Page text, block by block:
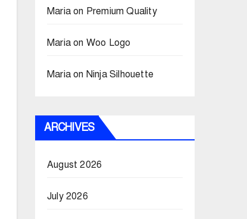
Maria on Premium Quality
Maria on Woo Logo
Maria on Ninja Silhouette
ARCHIVES
August 2026
July 2026